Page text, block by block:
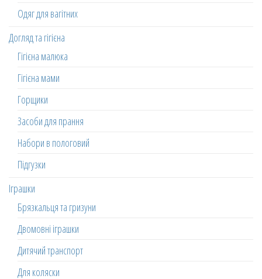
Одяг для вагітних
Догляд та гігієна
Гігієна малюка
Гігієна мами
Горщики
Засоби для прання
Набори в пологовий
Підгузки
Іграшки
Брязкальця та гризуни
Двомовні іграшки
Дитячий транспорт
Для коляски